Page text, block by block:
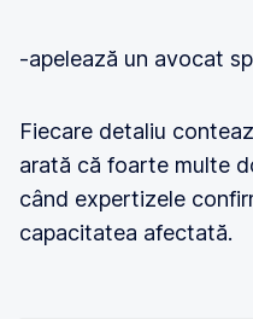
-apelează un avocat
Fiecare detaliu
arată că foarte multe
când expertizele
capacitatea afectată.